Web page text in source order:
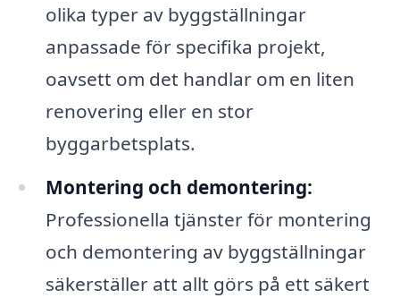
olika typer av byggställningar
anpassade för specifika projekt,
oavsett om det handlar om en liten
renovering eller en stor
byggarbetsplats.
Montering och demontering:
Professionella tjänster för montering
och demontering av byggställningar
säkerställer att allt görs på ett säkert